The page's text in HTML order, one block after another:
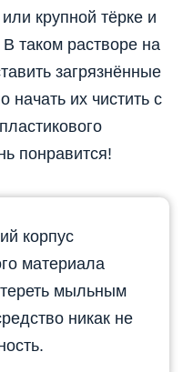
крупной тёрке и
таком растворе на
загрязнённые
их чистить с
понравится!
корпус
материала
мыльным
никак не